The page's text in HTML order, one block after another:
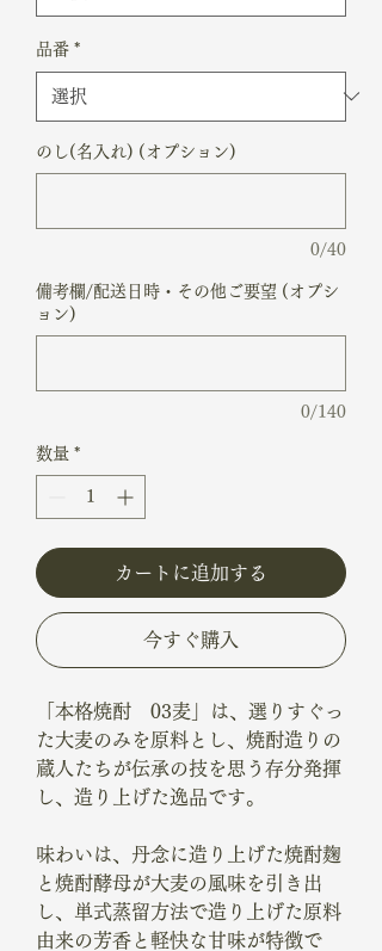
品番 *
のし(名入れ) (オプション)
0/40
備考欄/配送日時・その他ご要望 (オプシ
ョン)
0/140
数量 *
カートに追加する
今すぐ購入
「本格焼酎 03麦」は、選りすぐっ
た大麦のみを原料とし、焼酎造りの
蔵人たちが伝承の技を思う存分発揮
し、造り上げた逸品です。
味わいは、丹念に造り上げた焼酎麹
と焼酎酵母が大麦の風味を引き出
し、単式蒸留方法で造り上げた原料
由来の芳香と軽快な甘味が特徴で